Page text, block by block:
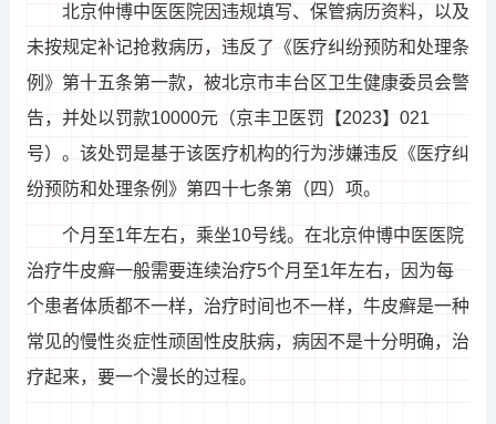
北京仲博中医医院因违规填写、保管病历资料，以及
未按规定补记抢救病历，违反了《医疗纠纷预防和处理条
例》第十五条第一款，被北京市丰台区卫生健康委员会警
告，并处以罚款10000元（京丰卫医罚【2023】021
号）。该处罚是基于该医疗机构的行为涉嫌违反《医疗纠
纷预防和处理条例》第四十七条第（四）项。
个月至1年左右，乘坐10号线。在北京仲博中医医院
治疗牛皮癣一般需要连续治疗5个月至1年左右，因为每
个患者体质都不一样，治疗时间也不一样，牛皮癣是一种
常见的慢性炎症性顽固性皮肤病，病因不是十分明确，治
疗起来，要一个漫长的过程。